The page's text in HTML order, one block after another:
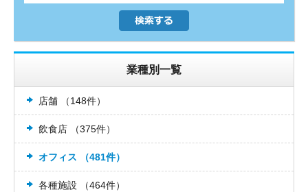
業種別一覧
店舗 （148件）
飲食店 （375件）
オフィス （481件）
各種施設 （464件）